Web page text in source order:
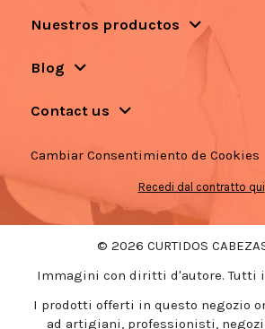
Nuestros productos
Blog
Contact us
Cambiar Consentimiento de Cookies
Recedi dal contratto qui
© 2026 CURTIDOS
Immagini con diritti d'autore.
I prodotti offerti in questo negozio
ad artigiani, professionisti,